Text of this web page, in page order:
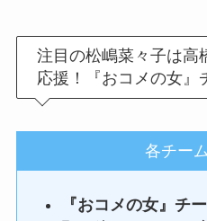
注目の松嶋菜々子は高
応援！『おコメの女』
各チー
『おコメの女』チ